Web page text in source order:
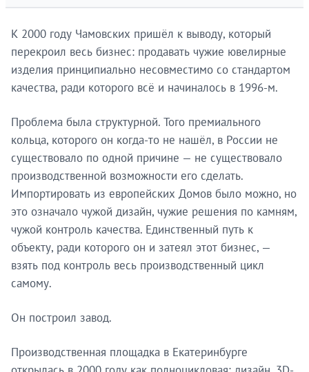
К 2000 году Чамовских пришёл к выводу, который
перекроил весь бизнес: продавать чужие ювелирные
изделия принципиально несовместимо со стандартом
качества, ради которого всё и начиналось в 1996-м.
Проблема была структурной. Того премиального
кольца, которого он когда-то не нашёл, в России не
существовало по одной причине — не существовало
производственной возможности его сделать.
Импортировать из европейских Домов было можно, но
это означало чужой дизайн, чужие решения по камням,
чужой контроль качества. Единственный путь к
объекту, ради которого он и затеял этот бизнес, —
взять под контроль весь производственный цикл
самому.
Он построил завод.
Производственная площадка в Екатеринбурге